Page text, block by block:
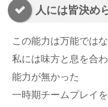
人には皆決め
この能力は万能では
私には味方と息を合
能力が無かった
一時期チームプレイ